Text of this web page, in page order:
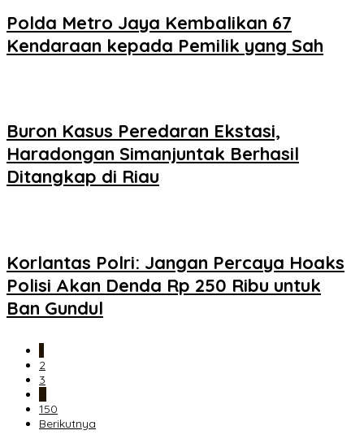
Polda Metro Jaya Kembalikan 67
Kendaraan kepada Pemilik yang Sah
Buron Kasus Peredaran Ekstasi,
Haradongan Simanjuntak Berhasil
Ditangkap di Riau
Korlantas Polri: Jangan Percaya Hoaks
Polisi Akan Denda Rp 250 Ribu untuk
Ban Gundul
2
3
150
Berikutnya